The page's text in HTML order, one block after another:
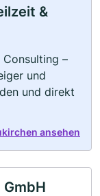
&
–
und
und direkt
ansehen